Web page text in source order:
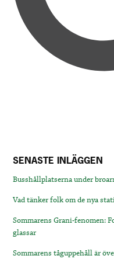
SENASTE INLÄGGEN
Busshållplatserna under
Vad tänker folk om de nya
Sommarens Grani-fenomen:
glassar
Sommarens tåguppehåll är